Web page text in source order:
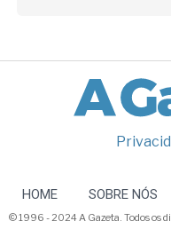
HOME SOBRE NÓS
© 1996 - 2024 A Gazeta. Todos os